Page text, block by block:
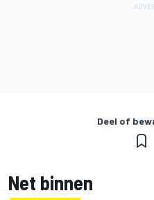
Deel of
Net binnen